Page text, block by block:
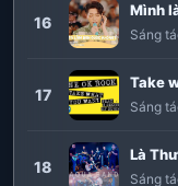
16
Mình
Sáng
17
Take
Sáng
18
Là
Sáng